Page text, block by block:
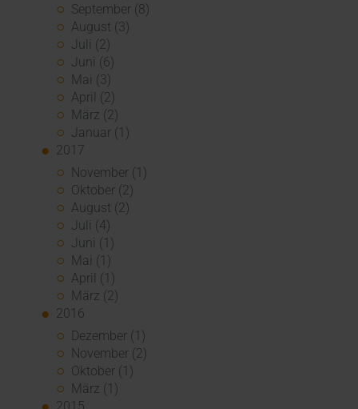
September (8)
August (3)
Juli (2)
Juni (6)
Mai (3)
April (2)
März (2)
Januar (1)
2017
November (1)
Oktober (2)
August (2)
Juli (4)
Juni (1)
Mai (1)
April (1)
März (2)
2016
Dezember (1)
November (2)
Oktober (1)
März (1)